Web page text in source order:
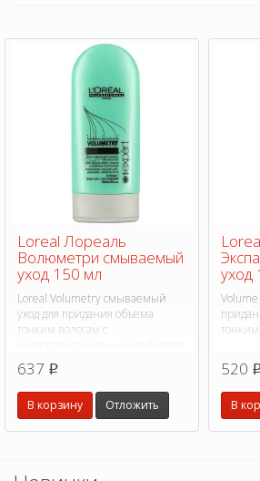
Loreal Лореаль
Волюметри смываемый
уход 150 мл
Loreal Volumetry смываемый
уход для придания объема
тонким волосам с
637 p
В корзину Отложить
уход
520
В